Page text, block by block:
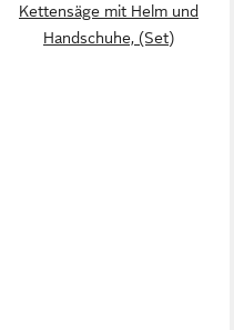
Kettensäge mit Helm und
Handschuhe, (Set)